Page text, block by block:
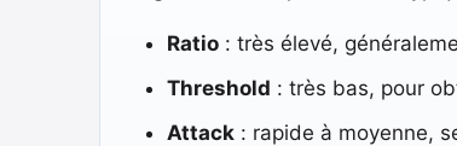
Ratio: très élevé,
Threshold : très bas, pour
Attack: rapide à moyenne,